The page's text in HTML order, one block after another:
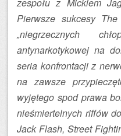
Pierwsze sukcesy
„niegrzecznych
antynarkotykowej na
seria konfrontacji z
na zawsze
wyjętego spod prawa
nieśmiertelnych riffów
Jack Flash, Street